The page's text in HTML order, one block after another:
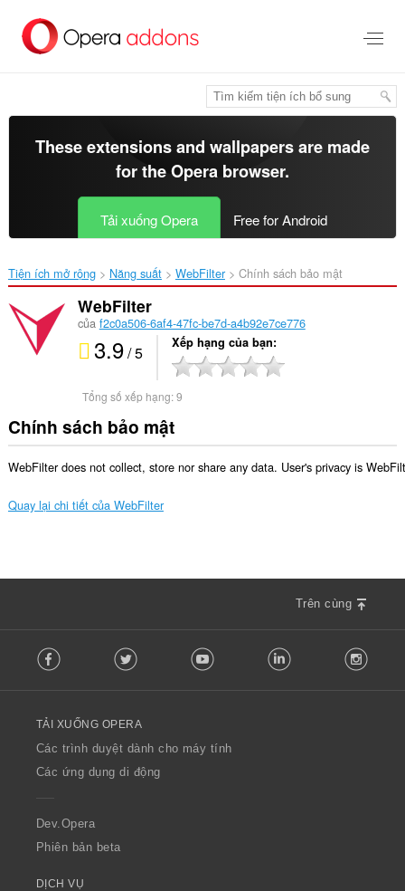
đến
These extensions and wallpapers are made
for theOpera browser.
Tải xuống Opera Free for Android
Tiện ích mở rộng Năng suất WebFilter‎ Chính sách bảo mật
WebFilter
của f2c0a506-6af4-47fc-be7d-a4b92e7ce776
3.9/ 5 Xếp hạng của bạn
Tổng số xếp hạng:9
Chính sách bảo mật
WebFilter does not collect, store nor share any data. User's privacy is
Quay lại chi tiết của WebFilter
Trên cùng
o
w
O
p
a
Facebook Twitter Youtube LinkedIn
TẢI XUỐNG OPERA
Các trình duyệt dành cho máy tính
Các ứng dụng di động
Dev.Opera
Phiên bản beta
DỊCH VỤ